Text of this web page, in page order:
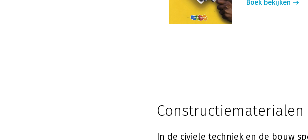
Boek bekijken
In de civiele techniek en de bouw